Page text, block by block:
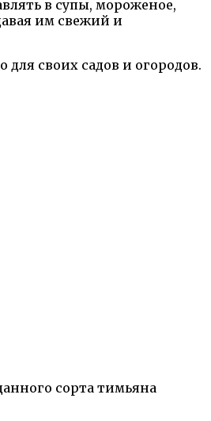
в супы, мороженое,
им свежий и
своих садов и огородов.
сорта тимьяна